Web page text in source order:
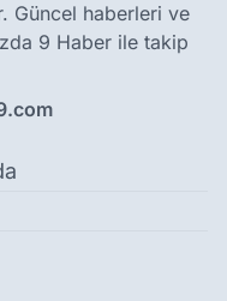
Güncel haberleri ve
9 Haber ile takip